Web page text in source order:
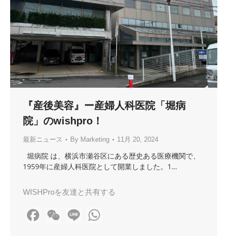
『産後美容』ー産婦人科医院「堀病
院」のwishpro！
最新ニュース By Marketing 11月 20, 2024
堀病院 は、横浜市瀬谷区にある歴史ある医療機関で、
1959年に産婦人科医院として開業しました。1…
WISHProを友達と共有する
Facebook
WeChat
Line